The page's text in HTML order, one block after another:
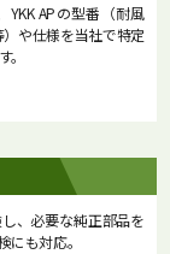
APの型番（耐風
や仕様を当社で特定
、必要な純正部品を
にも対応。